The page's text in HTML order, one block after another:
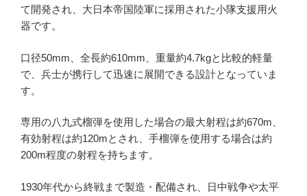
て開発され、大日本帝国陸軍に採用された小隊支援用火
器です。
口径50mm、全長約610mm、重量約4.7kgと比較的軽量
で、兵士が携行して迅速に展開できる設計となっていま
す。
専用の八九式榴弾を使用した場合の最大射程は約670m、
有効射程は約120mとされ、手榴弾を使用する場合は約
200m程度の射程を持ちます。
1930年代から終戦まで製造・配備され、日中戦争や太平